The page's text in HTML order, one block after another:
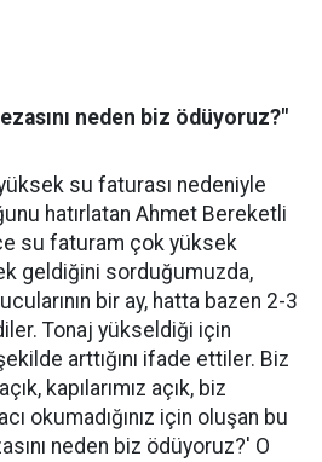
neden biz ödüyoruz?"
su faturası nedeniyle
hatırlatan Ahmet Bereketli
su faturam çok yüksek
geldiğini sorduğumuzda,
bir ay, hatta bazen 2-3
Tonaj yükseldiği için
arttığını ifade ettiler. Biz
kapılarımız açık, biz
okumadığınız için oluşan bu
neden biz ödüyoruz?' O